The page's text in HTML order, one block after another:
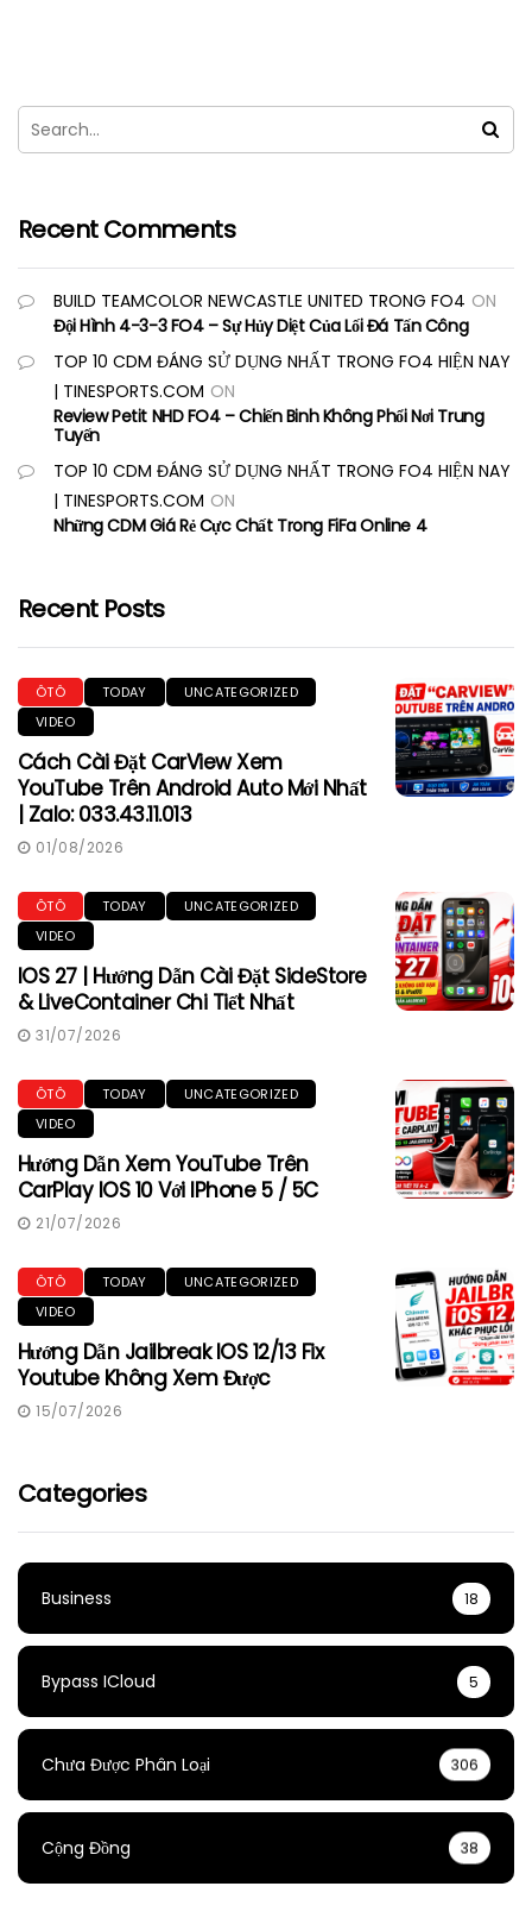
Recent Comments
BUILD TEAMCOLOR NEWCASTLE UNITED TRONG FO4 ON
Đội Hình 4-3-3 FO4 – Sự Hủy Diệt Của Lối Đá Tấn Công
TOP 10 CDM ĐÁNG SỬ DỤNG NHẤT TRONG FO4 HIỆN NAY
| TINESPORTS.COM ON
Review Petit NHD FO4 – Chiến Binh Không Phổi Nơi Trung
Tuyến
TOP 10 CDM ĐÁNG SỬ DỤNG NHẤT TRONG FO4 HIỆN NAY
| TINESPORTS.COM ON
Những CDM Giá Rẻ Cực Chất Trong FiFa Online 4
Recent Posts
ÔTÔ TODAY
UNCATEGORIZED
VIDEO
Cách Cài Đặt CarView Xem
YouTube Trên Android Auto Mới Nhất
| Zalo: 033.43.11.013
01/08/2026
ÔTÔ TODAY
UNCATEGORIZED
VIDEO
IOS 27 | Hướng Dẫn Cài Đặt SideStore
& LiveContainer Chi Tiết Nhất
31/07/2026
ÔTÔ TODAY
UNCATEGORIZED
VIDEO
Hướng Dẫn Xem YouTube Trên
CarPlay IOS 10 Với IPhone 5 / 5C
21/07/2026
ÔTÔ TODAY
UNCATEGORIZED
VIDEO
Hướng Dẫn Jailbreak IOS 12/13 Fix
Youtube Không Xem Được
15/07/2026
Categories
Business 18
Bypass ICloud 5
Chưa Được Phân Loại 306
Cộng Đồng 38